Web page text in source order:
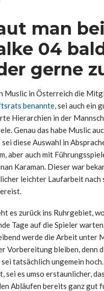
man bei
04
gerne
Muslic in Österreich die
benannte, sei auch ein
Hierarchien in der
Genau das habe Muslic
sei diese Auswahl in
aber auch mit
Karaman. Dieser war
leichter Laufarbeit nach
es zurück ins Ruhrgebiet,
Tage auf die Spieler
werde die Arbeit unter
Vorbereitung bleiben, denn
tatsächlich ungemein
sei es umso erstaunlicher,
Abläufen bereits ganz gut